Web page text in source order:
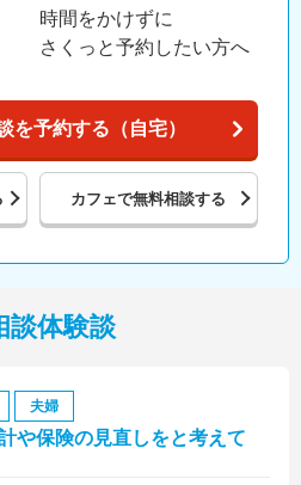
時間をかけずに
さくっと予約したい方へ
を予約する（自宅）
カフェで無料相談する
談体験談
夫婦
や保険の見直しをと考えて